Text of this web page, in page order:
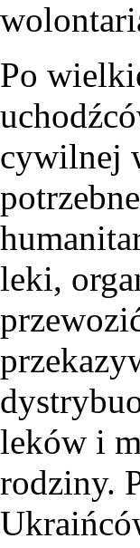
Po
cywilnej
leki,
leków i
rodziny.